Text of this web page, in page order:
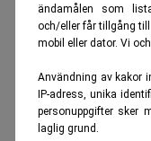
ändamålen som
och/eller får tillgång
mobil eller dator. Vi
Användning av kakor
IP-adress, unika
personuppgifter sker
laglig grund.